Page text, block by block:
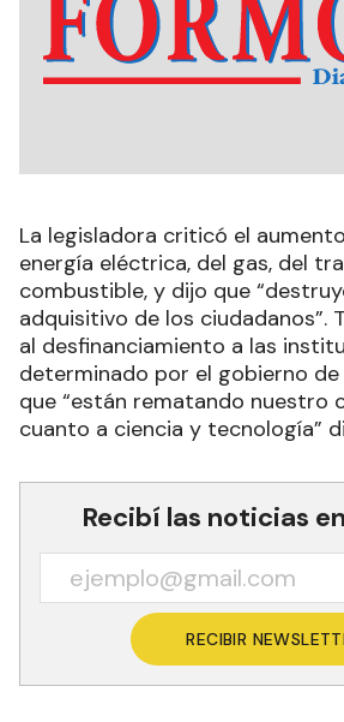
La legisladora criticó el
energía eléctrica, del gas, del
combustible, y dijo que
adquisitivo de los ciudadanos”.
al desfinanciamiento a las
determinado por el gobierno de
que “están rematando nuestro
cuanto a ciencia y tecnología”
Recibí las noticias
RECIBIR